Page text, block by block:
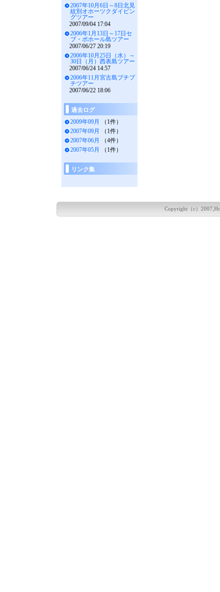
2007年10月6日～8日北見
紋別オホーツクダイビン
グツアー
2007/09/04 17:04
2006年1月13日～17日セ
ブ・ボホール島ツアー
2007/06/27 20:19
2006年10月25日（水）～
30日（月）西表島ツアー
2007/06/24 14:57
2006年11月宮古島プチプ
チツアー
2007/06/22 18:06
過去ログ
2009年09月
（1件）
2007年09月
（1件）
2007年06月
（4件）
2007年05月
（1件）
リンク集
Copyright（c）